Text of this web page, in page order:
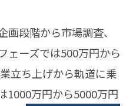
段階から市場調査、
ェーズでは500万円から
立ち上げから軌道に乗
1000万円から5000万円